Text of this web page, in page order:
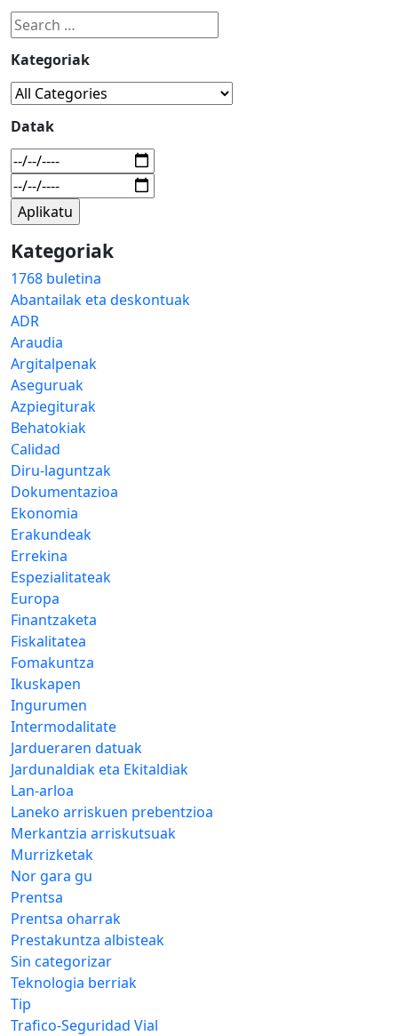
Kategoriak
Datak
Kategoriak
1768 buletina
Abantailak eta deskontuak
ADR
Araudia
Argitalpenak
Aseguruak
Azpiegiturak
Behatokiak
Calidad
Diru-laguntzak
Dokumentazioa
Ekonomia
Erakundeak
Errekina
Espezialitateak
Europa
Finantzaketa
Fiskalitatea
Fomakuntza
Ikuskapen
Ingurumen
Intermodalitate
Jardueraren datuak
Jardunaldiak eta Ekitaldiak
Lan-arloa
Laneko arriskuen prebentzioa
Merkantzia arriskutsuak
Murrizketak
Nor gara gu
Prentsa
Prentsa oharrak
Prestakuntza albisteak
Sin categorizar
Teknologia berriak
Tip
Trafico-Seguridad Vial